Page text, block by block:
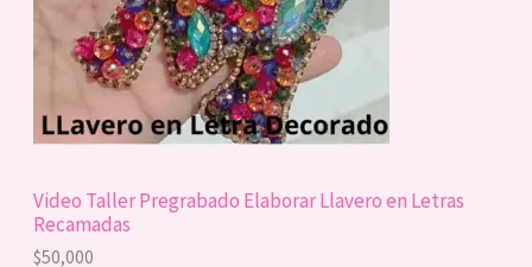
Video Taller Pregrabado Elaborar Llavero en Letras
Recamadas
$50,000